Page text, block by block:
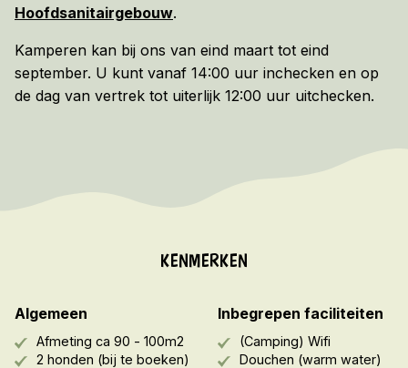
Hoofdsanitairgebouw.
Kamperen kan bij ons van eind maart tot eind
september. U kunt vanaf 14:00 uur inchecken en op
de dag van vertrek tot uiterlijk 12:00 uur uitchecken.
KENMERKEN
Algemeen
Afmeting ca 90 - 100m2
2 honden (bij te boeken)
Inbegrepen faciliteiten
(Camping) Wifi
Douchen (warm water)